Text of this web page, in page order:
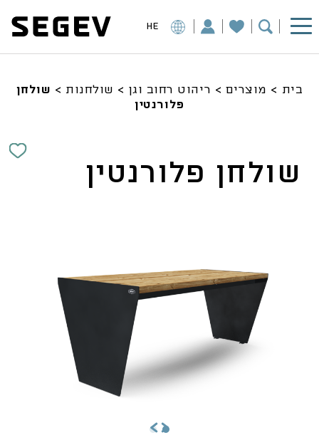
HE
בית > מוצרים > ריהוט רחוב וגן > שולחנות > שולחן
פלורנטין
שולחן פלורנטין